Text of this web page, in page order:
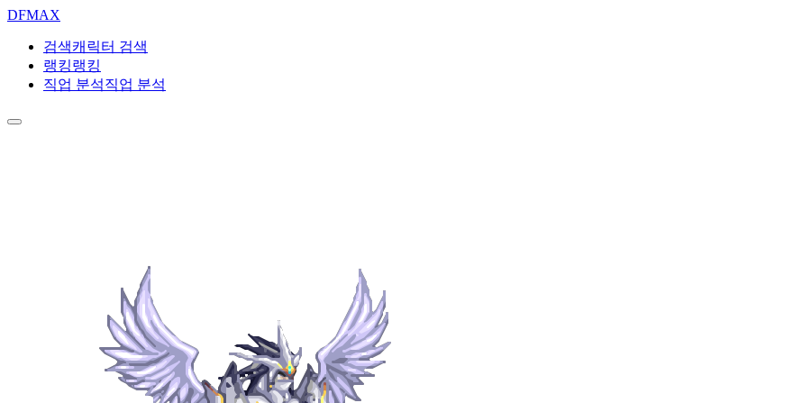
DFMAX
검색캐릭터 검색
랭킹랭킹
직업 분석직업 분석